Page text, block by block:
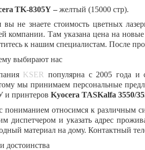
TK-8305Y– желтый (15000 стр).
вы не знаете стоимость цветных
компании. Там указана цена на
к нашим специалистам. После
выбирают нас
KSER популярна с 2005 года и
мы принимаем персональные
принтеров Kyocera TASKalfa 3550/
относимся к различным
диспетчером и указать адрес
материал на дому. Контактный
достоинства